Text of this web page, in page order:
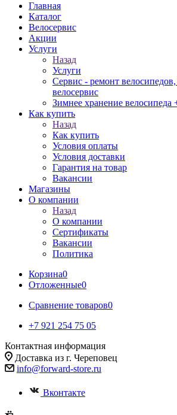
Главная
Каталог
Велосервис
Акции
Услуги
Назад
Услуги
Сервис - ремонт велосипедов,
велосервис
Зимнее хранение велосипеда
Как купить
Назад
Как купить
Условия оплаты
Условия доставки
Гарантия на товар
Вакансии
Магазины
О компании
Назад
О компании
Сертификаты
Вакансии
Политика
Корзина0
Отложенные0
Сравнение товаров0
+7 921 254 75 05
Контактная информация
Доставка из г. Череповец
info@forward-store.ru
Вконтакте